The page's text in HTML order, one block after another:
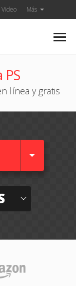
Video Más
línea y gratis